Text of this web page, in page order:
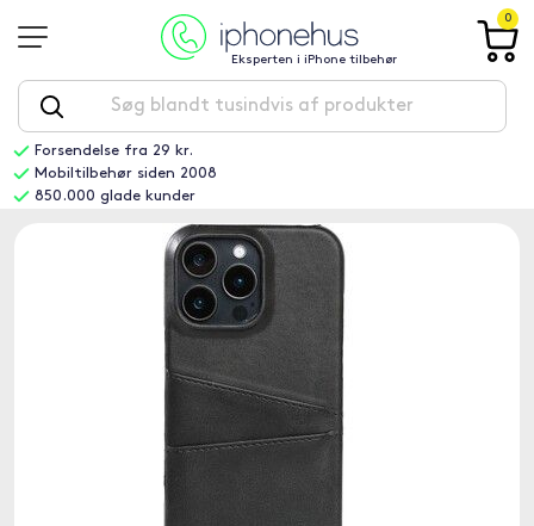
Eksperten i iPhone tilbehør
0
Forsendelse fra 29 kr.
Mobiltilbehør siden 2008
850.000 glade kunder